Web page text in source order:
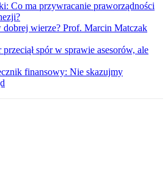
Co ma przywracanie praworządności
dobrej wierze? Prof. Marcin Matczak
spór w sprawie asesorów, ale
finansowy: Nie skazujmy